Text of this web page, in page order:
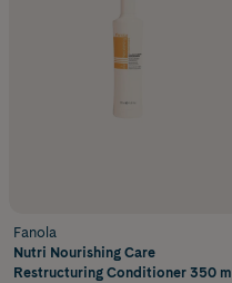
Fanola
Nutri Nourishing Care
Restructuring Conditioner 350 ml